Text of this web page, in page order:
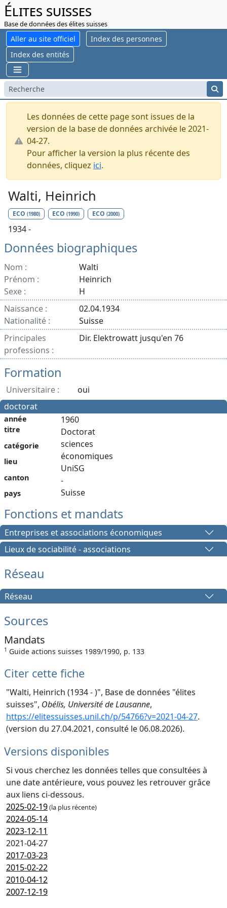
Élites suisses
Base de données des élites suisses
Aller au site officiel
Index des personnes
Index des entités
Les données de cette page sont issues de la
version de la base de données archivée le 2021-
04-27.
Pour afficher la version la plus récente des
données, cliquez ici.
Walti, Heinrich
ECO (1980) ECO(1990) ECO (2000)
1934 -
Données biographiques
Nom :
Walti
Prénom :
Heinrich
Sexe :
H
Naissance :
02.04.1934
Nationalité :
Suisse
Principales
professions :
Dir. Elektrowatt jusqu'en 76
Formation
Universitaire :
oui
doctorat
année
titre
catégorie
lieu
canton
pays
1960
Doctorat
sciences
économiques
UniSG
-
Suisse
Fonctions et mandats
Entreprises et associations économiques
Lieux de sociabilité - associations
Réseau
Réseau
Sources
Mandats
1 Guide actions suisses 1989/1990, p. 133
Citer cette fiche
"Walti, Heinrich (1934 - )", Base de données "élites
suisses", Obélis, Université de Lausanne,
https://elitessuisses.unil.ch/p/54766?v=2021-04-27.
(version du 27.04.2021, consulté le 06.08.2026).
Versions disponibles
Si vous cherchez les données telles que consultées à
une date antérieure, vous pouvez les retrouver grâce
aux liens ci-dessous.
2025-02-19(la plus récente)
2024-05-14
2023-12-11
2021-04-27
2017-03-23
2015-02-22
2010-04-12
2007-12-19